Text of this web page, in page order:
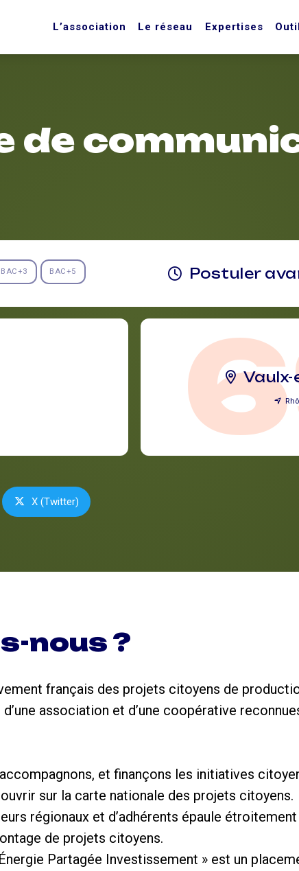
L’association Le réseau Expertises
de
BAC+3 BAC+5 Postuler
Vaulx-
X (Twitter)
nous ?
français des projets citoyens de
association et d’une coopérative
et finançons les initiatives
sur la carte nationale des projets citoyens.
régionaux et d’adhérents épaule
de projets citoyens.
Partagée Investissement » est un